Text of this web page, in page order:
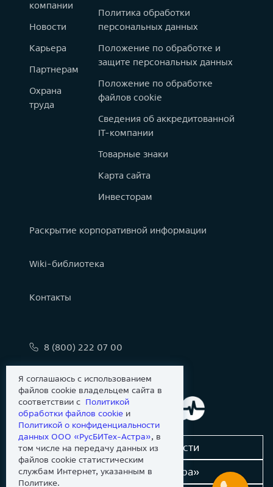
компании
Новости
Карьера
Партнерам
Охрана
труда
Политика обработки
персональных данных
Положение по обработке и
защите персональных данных
Положение по обработке
файлов cookie
Сведения об аккредитованной
IT-компании
Товарные знаки
Карта сайта
Инвесторам
Раскрытие корпоративной информации
Wiki-библиотека
Контакты
8 (800) 222 07 00
Сообщить об уязвимости
Новости «Группы Астра»
Я соглашаюсь с использованием
файлов cookie владельцем сайта в
соответствии с Политикой
обработки файлов сookie и
Политикой о конфиденциальности
данных ООО «РусБИТех-Астра», в
том числе на передачу данных из
файлов cookie статистическим
службам Интернет, указанным в
Политике.